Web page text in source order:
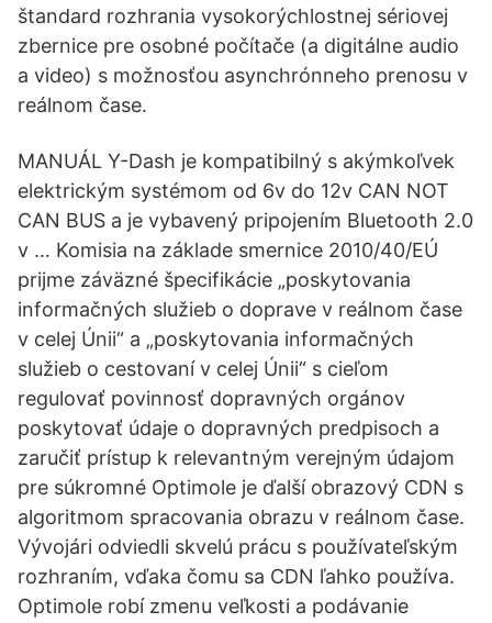
štandard rozhrania vysokorýchlostnej sériovej
zbernice pre osobné počítače (a digitálne audio
a video) s možnosťou asynchrónneho prenosu v
reálnom čase.
MANUÁL Y-Dash je kompatibilný s akýmkoľvek
elektrickým systémom od 6v do 12v CAN NOT
CAN BUS a je vybavený pripojením Bluetooth 2.0
v … Komisia na základe smernice 2010/40/EÚ
prijme záväzné špecifikácie „poskytovania
informačných služieb o doprave v reálnom čase
v celej Únii“ a „poskytovania informačných
služieb o cestovaní v celej Únii“ s cieľom
regulovať povinnosť dopravných orgánov
poskytovať údaje o dopravných predpisoch a
zaručiť prístup k relevantným verejným údajom
pre súkromné Optimole je ďalší obrazový CDN s
algoritmom spracovania obrazu v reálnom čase.
Vývojári odviedli skvelú prácu s používateľským
rozhraním, vďaka čomu sa CDN ľahko používa.
Optimole robí zmenu veľkosti a podávanie